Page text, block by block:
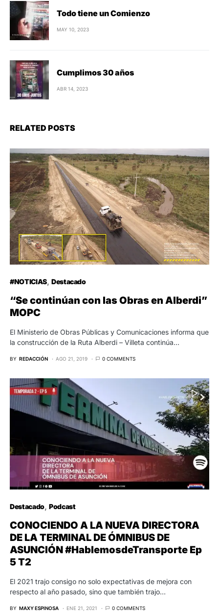
Todo tiene un Comienzo
MAY 10, 2023
Cumplimos 30 años
ABR 14, 2023
RELATED POSTS
#NOTICIAS Destacado
“Se continúan con las Obras en Alberdi”
MOPC
El Ministerio de Obras Públicas y Comunicaciones informa que
la construcción de la Ruta Alberdi – Villeta continúa…
BY REDACCIÓN AGO 21, 2019 0 COMMENTS
Destacado Podcast
CONOCIENDO A LA NUEVA DIRECTORA
DE LA TERMINAL DE ÓMNIBUS DE
ASUNCIÓN #HablemosdeTransporte Ep
5 T2
El 2021 trajo consigo no solo expectativas de mejora con
respecto al año pasado, sino que también trajo…
BY MAXY ESPINOSA ENE 21, 2021 0 COMMENTS